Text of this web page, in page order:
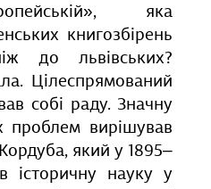
яка
книгозбірень
до львівських?
Цілеспрямований
собі раду. Значну
проблем вирішував
який у 1895‒
історичну науку у